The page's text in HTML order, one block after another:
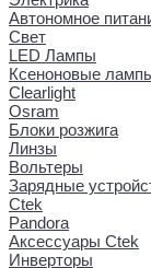
Автономное
Свет
LED Лампы
Ксеноновые
Clearlight
Osram
Блоки розжига
Линзы
Вольтеры
Зарядные
Ctek
Pandora
Аксессуары Ctek
Инверторы